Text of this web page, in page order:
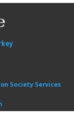
Society Services